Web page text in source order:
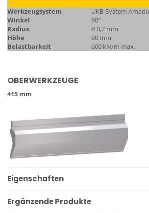
Werkzeugsystem
UKB-System Amada
Winkel
90°
Radius
R 0,2 mm
Höhe
90 mm
Belastbarkeit
600 kN/m max.
OBERWERKZEUGE
415 mm
Eigenschaften
Ergänzende Produkte